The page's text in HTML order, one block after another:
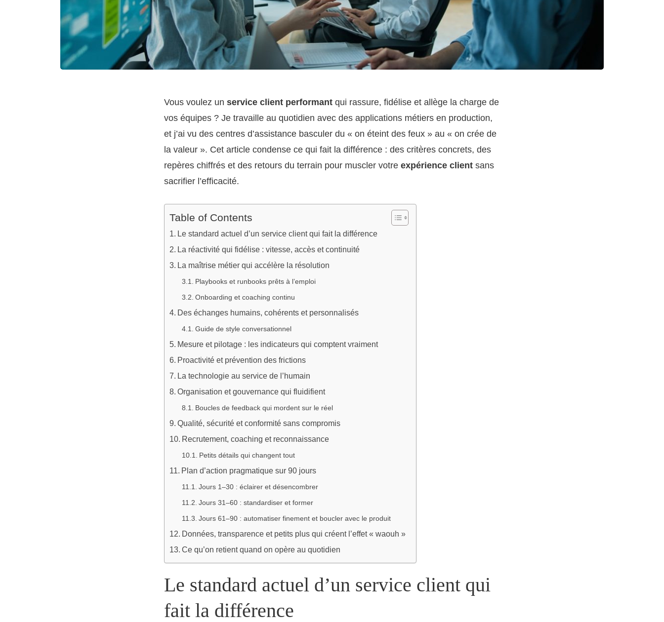
Vous voulez un service client performant qui rassure, fidélise et allège la charge de
vos équipes ? Je travaille au quotidien avec des applications métiers en production,
et j’ai vu des centres d’assistance basculer du « on éteint des feux » au « on crée de
la valeur ». Cet article condense ce qui fait la différence : des critères concrets, des
repères chiffrés et des retours du terrain pour muscler votre expérience client sans
sacrifier l’efficacité.
Table of Contents
Le standard actuel d’un service client qui fait la différence
La réactivité qui fidélise : vitesse, accès et continuité
La maîtrise métier qui accélère la résolution
Playbooks et runbooks prêts à l’emploi
Onboarding et coaching continu
Des échanges humains, cohérents et personnalisés
Guide de style conversationnel
Mesure et pilotage : les indicateurs qui comptent vraiment
Proactivité et prévention des frictions
La technologie au service de l’humain
Organisation et gouvernance qui fluidifient
Boucles de feedback qui mordent sur le réel
Qualité, sécurité et conformité sans compromis
Recrutement, coaching et reconnaissance
Petits détails qui changent tout
Plan d’action pragmatique sur 90 jours
Jours 1–30 : éclairer et désencombrer
Jours 31–60 : standardiser et former
Jours 61–90 : automatiser finement et boucler avec le produit
Données, transparence et petits plus qui créent l’effet « waouh »
Ce qu’on retient quand on opère au quotidien
Le standard actuel d’un service client qui
fait la différence